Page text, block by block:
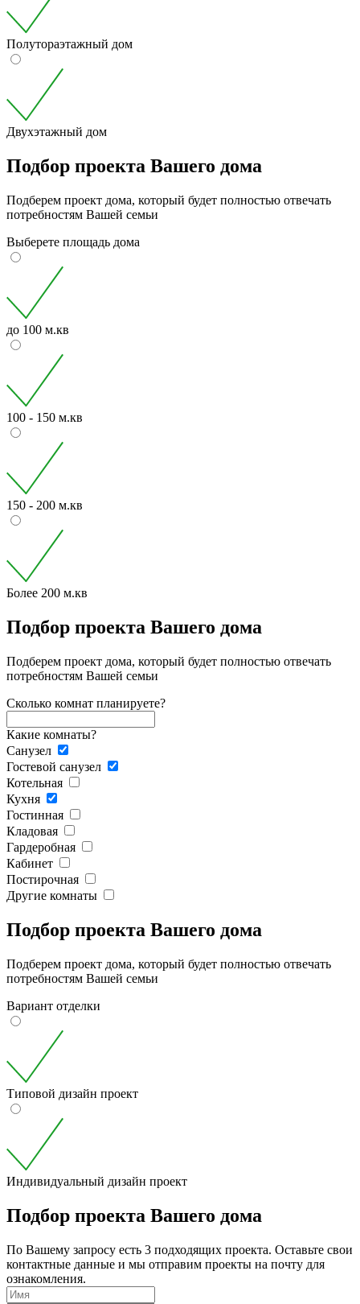
Полутораэтажный дом
Двухэтажный дом
Подбор проекта Вашего дома
Подберем проект дома, который будет полностью отвечать
потребностям Вашей семьи
Выберете площадь дома
до 100 м.кв
100 - 150 м.кв
150 - 200 м.кв
Более 200 м.кв
Подбор проекта Вашего дома
Подберем проект дома, который будет полностью отвечать
потребностям Вашей семьи
Сколько комнат планируете?
Какие комнаты?
Санузел
Гостевой санузел
Котельная
Кухня
Гостинная
Кладовая
Гардеробная
Кабинет
Постирочная
Другие комнаты
Подбор проекта Вашего дома
Подберем проект дома, который будет полностью отвечать
потребностям Вашей семьи
Вариант отделки
Типовой дизайн проект
Индивидуальный дизайн проект
Подбор проекта Вашего дома
По Вашему запросу есть 3 подходящих проекта. Оставьте свои
контактные данные и мы отправим проекты на почту для
ознакомления.